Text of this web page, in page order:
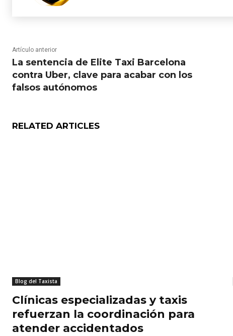
Artículo anterior
La sentencia de Elite Taxi Barcelona
contra Uber, clave para acabar con los
falsos autónomos
RELATED ARTICLES
Blog del Taxista
Clínicas especializadas y taxis
refuerzan la coordinación para
atender accidentados